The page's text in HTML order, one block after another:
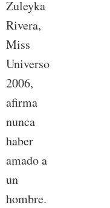
Zuleyka
Rivera,
Miss
Universo
2006,
afirma
nunca
haber
amado a
un
hombre.